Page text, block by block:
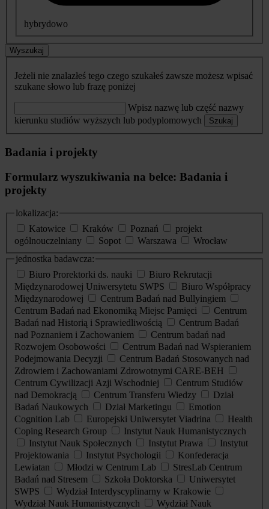
hybrydowo
Wyszukaj
Jeżeli nie znalazłeś tego czego szukałeś zawsze możesz wpisać
szukane słowo lub frazę poniżej
Wpisz nazwę lub część nazwy
kierunku studiów wyższych lub podyplomowych
Szukaj
Badania i projekty
Formularz wyszukiwania na belce: Badania i
projekty
lokalizacja:
Katowice
Kraków Poznań
projekt
ogólnouczelniany
Sopot Warszawa
Wrocław
jednostka badawcza:
Biuro Prorektorki ds. nauki
Biuro Rekrutacji
Międzynarodowej Uniwersytetu SWPS
Biuro Współpracy
Międzynarodowej
Centrum Badań nad Bullyingiem
Centrum Badań nad Ekonomiką Miejsc Pamięci
Centrum
Badań nad Historią i Sprawiedliwością
Centrum Badań
nad Poznaniem i Zachowaniem
Centrum badań nad
Rozwojem Osobowości
Centrum Badań nad Wspieraniem
Podejmowania Decyzji
Centrum Badań Stosowanych nad
Zdrowiem i Zachowaniami Zdrowotnymi CARE-BEH
Centrum Cywilizacji Azji Wschodniej
Centrum Studiów
nad Demokracją
Centrum Transferu Wiedzy
Dział
Badań Naukowych
Dział Marketingu
Emotion
Cognition Lab
Europejski Uniwersytet Viadrina
Health
Coping Research Group
Instytut Nauk Humanistycznych
Instytut Nauk Społecznych
Instytut Prawa
Instytut
Projektowania
Instytut Psychologii
Konfederacja
Lewiatan
Młodzi w Centrum Lab
StresLab Centrum
Badań nad Stresem
Szkoła Doktorska
Uniwersytet
SWPS
Wydział Interdyscyplinarny w Krakowie
Wydział Nauk Humanistycznych
Wydział Nauk